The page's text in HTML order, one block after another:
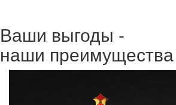
Ваши выгоды -
наши преимущества